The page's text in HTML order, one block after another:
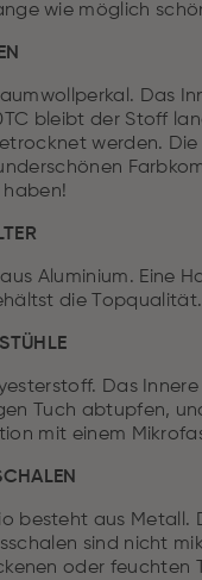
wie möglich
Das
bleibt der Stoff
werden. Die
Aluminium. Eine
die Topqualität.
Das
Tuch abtupfen,
mit einem
besteht aus Metall.
sind nicht
oder feuchten